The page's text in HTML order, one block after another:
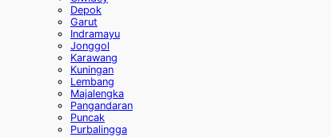
Depok
Garut
Indramayu
Jonggol
Karawang
Kuningan
Lembang
Majalengka
Pangandaran
Puncak
Purbalingga